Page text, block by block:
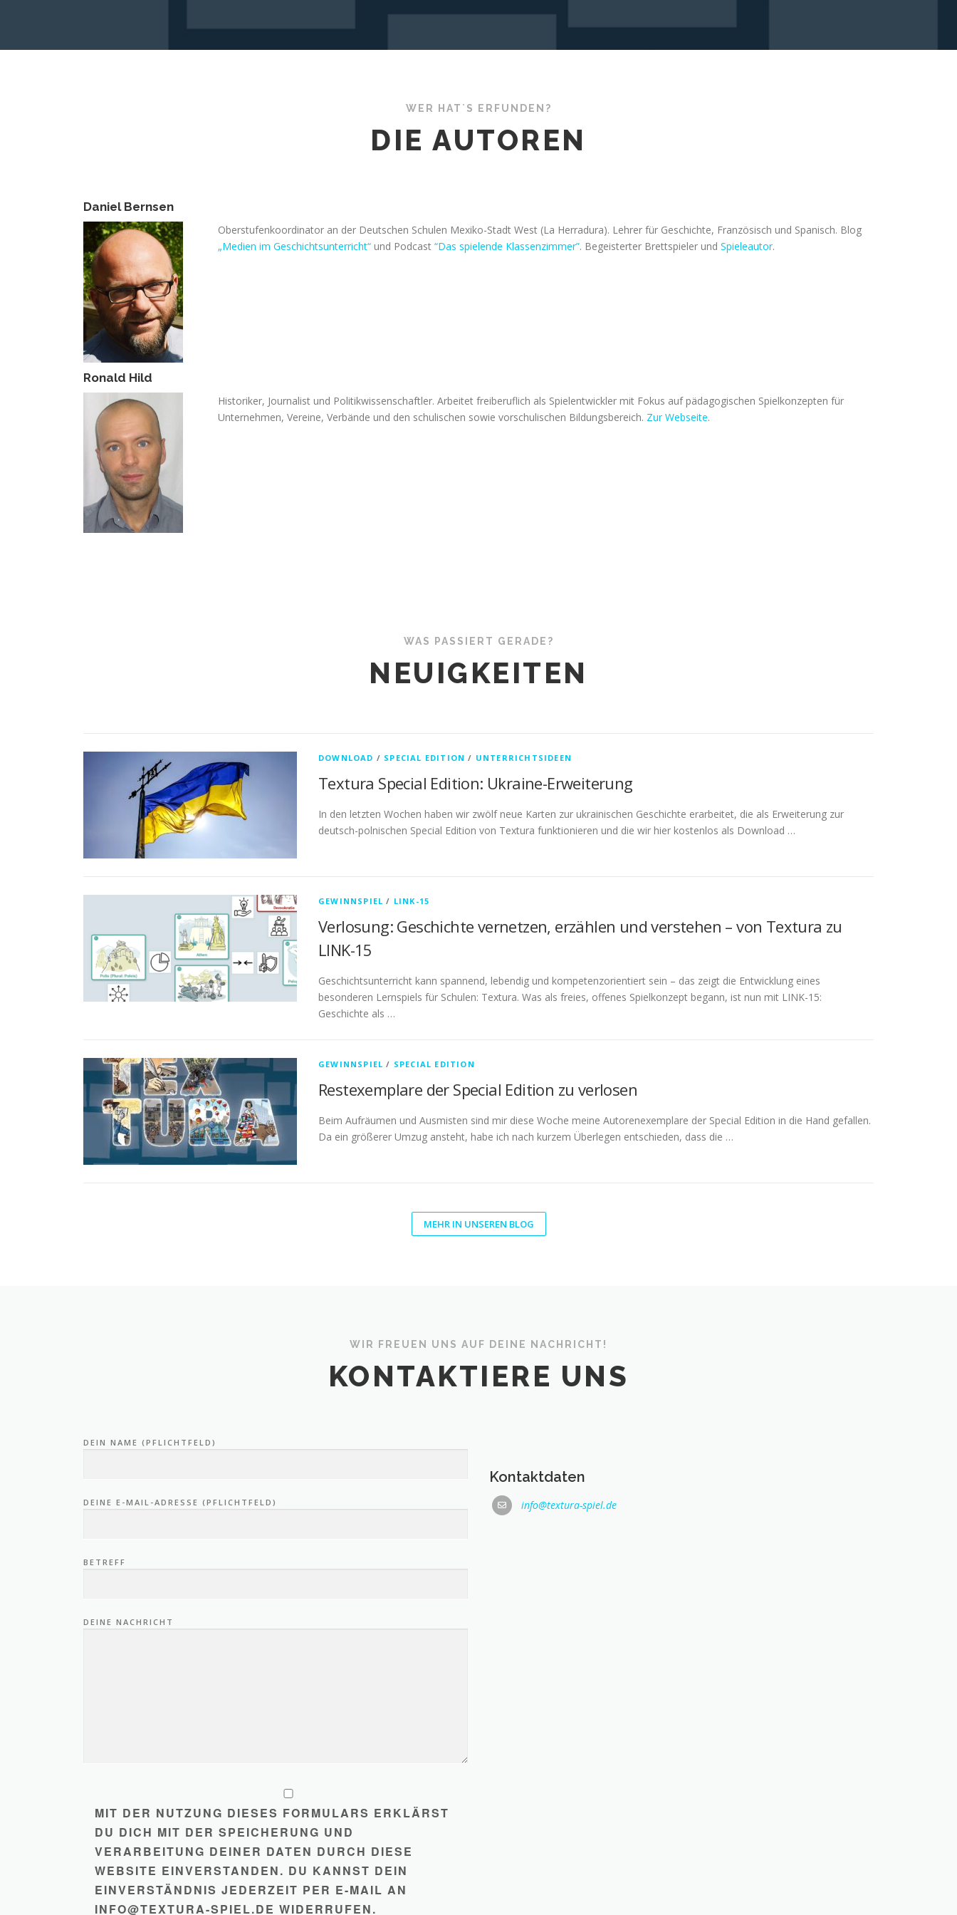
WER HAT`S ERFUNDEN?
DIE AUTOREN
Daniel Bernsen
Oberstufenkoordinator an der Deutschen Schulen Mexiko-Stadt West (La Herradura). Lehrer für Geschichte, Französisch und Spanisch. Blog
„Medien im Geschichtsunterricht“ und Podcast “Das spielende Klassenzimmer”. Begeisterter Brettspieler und Spieleautor.
Ronald Hild
Historiker, Journalist und Politikwissenschaftler. Arbeitet freiberuflich als Spielentwickler mit Fokus auf pädagogischen Spielkonzepten für
Unternehmen, Vereine, Verbände und den schulischen sowie vorschulischen Bildungsbereich. Zur Webseite.
WAS PASSIERT GERADE?
NEUIGKEITEN
DOWNLOAD / SPECIAL EDITION / UNTERRICHTSIDEEN
Textura Special Edition: Ukraine-Erweiterung
In den letzten Wochen haben wir zwölf neue Karten zur ukrainischen Geschichte erarbeitet, die als Erweiterung zur
deutsch-polnischen Special Edition von Textura funktionieren und die wir hier kostenlos als Download …
GEWINNSPIEL / LINK-15
Verlosung: Geschichte vernetzen, erzählen und verstehen – von Textura zu
LINK-15
Geschichtsunterricht kann spannend, lebendig und kompetenzorientiert sein – das zeigt die Entwicklung eines
besonderen Lernspiels für Schulen: Textura. Was als freies, offenes Spielkonzept begann, ist nun mit LINK-15:
Geschichte als …
GEWINNSPIEL / SPECIAL EDITION
Restexemplare der Special Edition zu verlosen
Beim Aufräumen und Ausmisten sind mir diese Woche meine Autorenexemplare der Special Edition in die Hand gefallen.
Da ein größerer Umzug ansteht, habe ich nach kurzem Überlegen entschieden, dass die …
MEHR IN UNSEREN BLOG
WIR FREUEN UNS AUF DEINE NACHRICHT!
KONTAKTIERE UNS
DEIN NAME (PFLICHTFELD)
DEINE E-MAIL-ADRESSE (PFLICHTFELD)
BETREFF
DEINE NACHRICHT
MIT DER NUTZUNG DIESES FORMULARS ERKLÄRST
DU DICH MIT DER SPEICHERUNG UND
VERARBEITUNG DEINER DATEN DURCH DIESE
WEBSITE EINVERSTANDEN. DU KANNST DEIN
EINVERSTÄNDNIS JEDERZEIT PER E-MAIL AN
INFO@TEXTURA-SPIEL.DE WIDERRUFEN.
Kontaktdaten
info@textura-spiel.de